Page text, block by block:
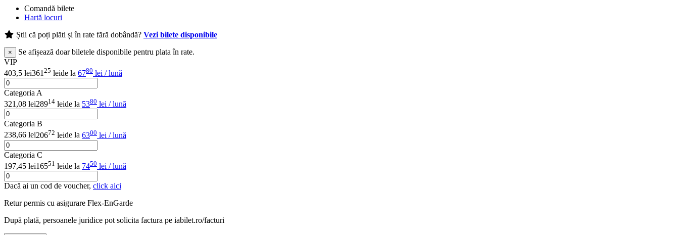
Comandă bilete
Hartă locuri
Știi că poți plăti și în rate fără dobândă? Vezi bilete disponibile
×
Se afișează doar biletele disponibile pentru plata în rate.
VIP
403,5 lei361 25 leide la 6780 lei / lună
Categoria A
321,08 lei28914 leide la 5380 lei / lună
Categoria B
238,66 lei20672 leide la 6300 lei / lună
Categoria C
197,45 lei16551 leide la 7450 lei / lună
Dacă ai un cod de voucher, click aici
Retur permis cu asigurare Flex-EnGarde
După plată, persoanele juridice pot solicita factura pe iabilet.ro/facturi